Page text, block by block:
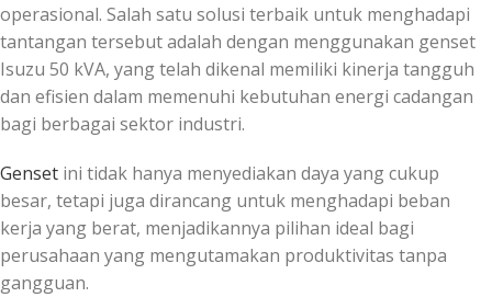
operasional. Salah satu solusi terbaik untuk menghadapi
tantangan tersebut adalah dengan menggunakan genset
Isuzu 50 kVA, yang telah dikenal memiliki kinerja tangguh
dan efisien dalam memenuhi kebutuhan energi cadangan
bagi berbagai sektor industri.
Genset ini tidak hanya menyediakan daya yang cukup
besar, tetapi juga dirancang untuk menghadapi beban
kerja yang berat, menjadikannya pilihan ideal bagi
perusahaan yang mengutamakan produktivitas tanpa
gangguan.